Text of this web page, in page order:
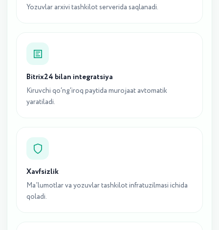
Yozuvlar arxivi tashkilot serverida saqlanadi.
Bitrix24 bilan integratsiya
Kiruvchi qo‘ng‘iroq paytida murojaat avtomatik
yaratiladi.
Xavfsizlik
Ma’lumotlar va yozuvlar tashkilot infratuzilmasi ichida
qoladi.